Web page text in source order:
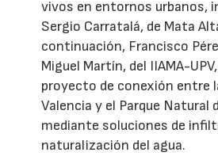
vivos en entornos urbanos,
Sergio Carratalá, de Mata
continuación, Francisco
Miguel Martín, del IIAMA-
proyecto de conexión entre
Valencia y el Parque Natural
mediante soluciones de
naturalización del agua.